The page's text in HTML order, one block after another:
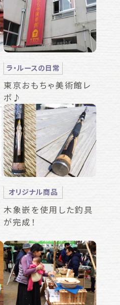
ラ・ルースの日常
東京おもちゃ美術館レ
ポ♪
オリジナル商品
木象嵌を使用した釣具
が完成！